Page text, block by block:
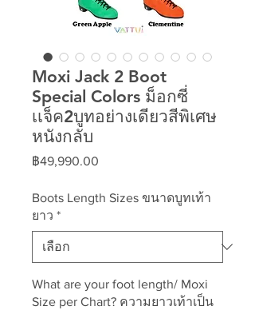
Moxi Jack 2 Boot
Special Colors ม็อกซี่
เเจ็ค2บูทอย่างเดียวสีพิเศษ
หนังกลับ
฿49,990.00
Boots Length Sizes ขนาดบูทเท้า
ยาว *
What are your foot length/ Moxi
Size per Chart? ความยาวเท้าเป็น